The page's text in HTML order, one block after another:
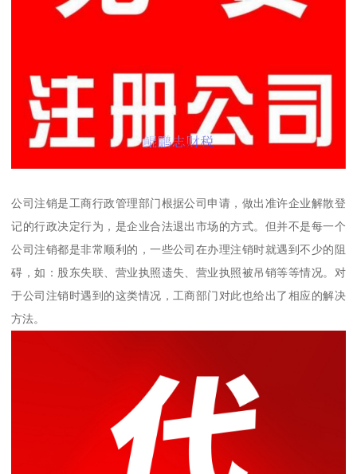
公司注销是工商行政管理部门根据公司申请，做出准许企业解散登
记的行政决定行为，是企业合法退出市场的方式。但并不是每一个
公司注销都是非常顺利的，一些公司在办理注销时就遇到不少的阻
碍，如：股东失联、营业执照遗失、营业执照被吊销等等情况。对
于公司注销时遇到的这类情况，工商部门对此也给出了相应的解决
方法。